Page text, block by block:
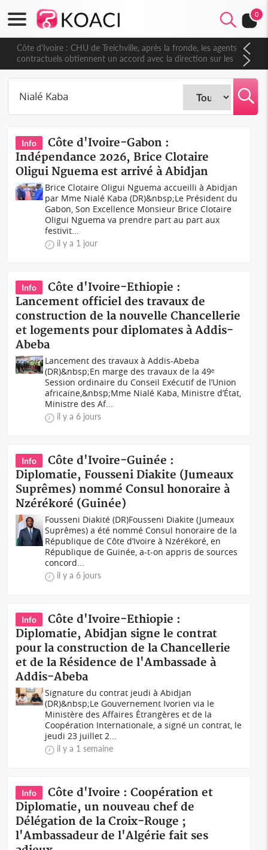
0
Côte d'Ivoire : CHU de Treichville, après la fronde, les agents
contractuels obtiennent un accord avec la direction sur les
arriérés du SMIG 2023
Info
Côte d'Ivoire-Gabon :
Indépendance 2026, Brice Clotaire
Oligui Nguema est arrivé à Abidjan
Brice Clotaire Oligui Nguema accueilli à Abidjan
par Mme Nialé Kaba (DR)&nbsp;Le Président du
Gabon, Son Excellence Monsieur Brice Clotaire
Oligui Nguema va prendre part au part aux
festivit...
il y a 1 jour
Info
Côte d'Ivoire-Ethiopie :
Lancement officiel des travaux de
construction de la nouvelle Chancellerie
et logements pour diplomates à Addis-
Abeba
Lancement des travaux à Addis-Abeba
(DR)&nbsp;En marge des travaux de la 49ᵉ
Session ordinaire du Conseil Exécutif de l’Union
africaine,&nbsp;Mme Nialé Kaba, Ministre d’État,
Ministre des Af...
il y a 6 jours
Info
Côte d'Ivoire-Guinée :
Diplomatie, Fousseni Diakite (Jumeaux
Suprêmes) nommé Consul honoraire à
Nzérékoré (Guinée)
Fousseni Diakité (DR)Fousseni Diakite (Jumeaux
Suprêmes) a été nommé Consul honoraire de la
République de Côte d’Ivoire à Nzérékoré, en
République de Guinée, a-t-on appris de sources
concord...
il y a 6 jours
Info
Côte d'Ivoire-Ethiopie :
Diplomatie, Abidjan signe le contrat
pour la construction de la Chancellerie
et de la Résidence de l'Ambassade à
Addis-Abeba
Signature du contrat jeudi à Abidjan
(DR)&nbsp;Le Gouvernement Ivorien via le
Ministère des Affaires Étrangères et de la
Coopération Internationale, a signé un contrat, le
jeudi 23 juillet 2...
il y a 1 semaine
Info
Côte d'Ivoire : Coopération et
Diplomatie, un nouveau chef de
Délégation de la Croix-Rouge ;
l'Ambassadeur de l'Algérie fait ses